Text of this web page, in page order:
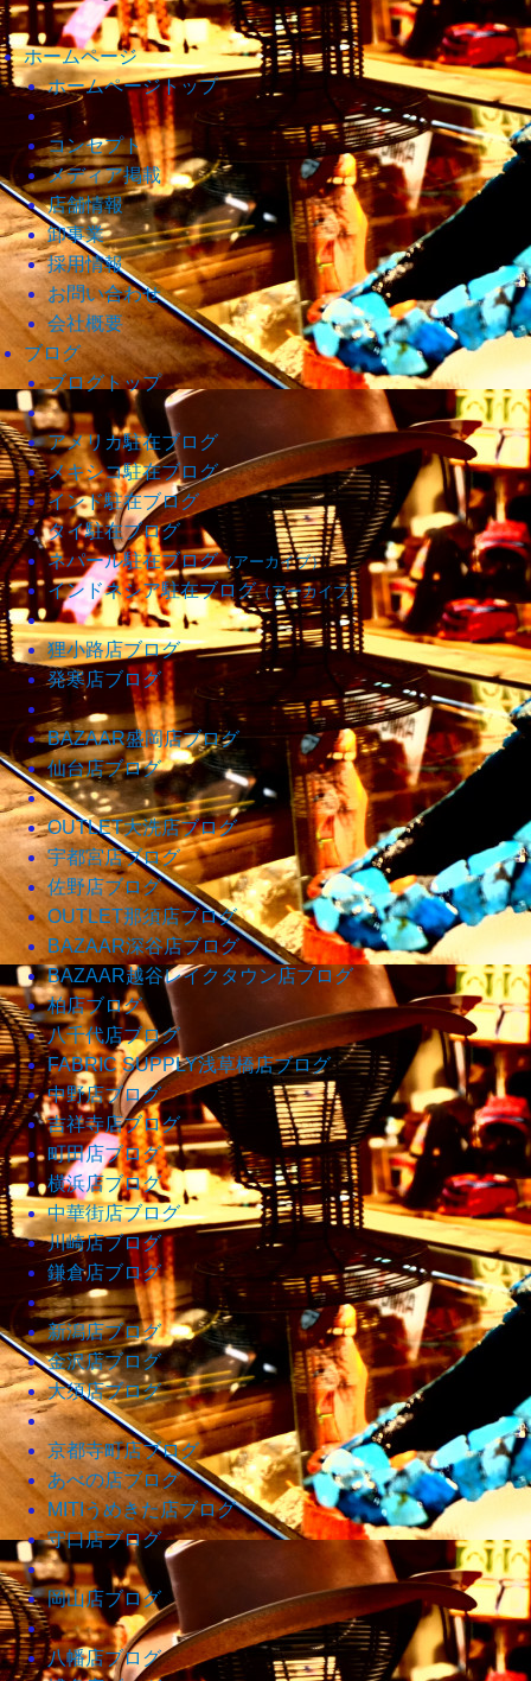
ホームページ
ホームページトップ
コンセプト
メディア掲載
店舗情報
卸事業
採用情報
お問い合わせ
会社概要
ブログ
ブログトップ
アメリカ駐在ブログ
メキシコ駐在ブログ
インド駐在ブログ
タイ駐在ブログ
ネパール駐在ブログ（アーカイブ）
インドネシア駐在ブログ（アーカイブ）
狸小路店ブログ
発寒店ブログ
BAZAAR盛岡店ブログ
仙台店ブログ
OUTLET大洗店ブログ
宇都宮店ブログ
佐野店ブログ
OUTLET那須店ブログ
BAZAAR深谷店ブログ
BAZAAR越谷レイクタウン店ブログ
柏店ブログ
八千代店ブログ
FABRIC SUPPLY浅草橋店ブログ
中野店ブログ
吉祥寺店ブログ
町田店ブログ
横浜店ブログ
中華街店ブログ
川崎店ブログ
鎌倉店ブログ
新潟店ブログ
金沢店ブログ
大須店ブログ
京都寺町店ブログ
あべの店ブログ
MITIうめきた店ブログ
守口店ブログ
岡山店ブログ
八幡店ブログ